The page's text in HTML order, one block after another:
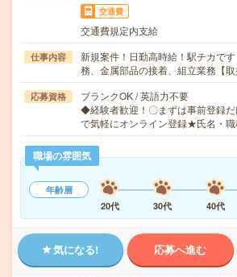
交通費
交通費規定内支給
仕事内容
新規案件！日勤高時給！駅チカで
務、金属部品の接着、組立業務【
応募資格
ブランクOK / 英語力不要
◆経験者歓迎！〇まずは事前登録
で気軽にオンライン登録★氏名・
職場の雰囲気
年齢層
20代
30代 40代
気になる! 応募へ進む